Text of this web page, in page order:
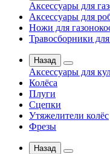
Аксессуары для
Аксессуары для
Ножи для
Травосборники
Назад
Аксессуары для
Колёса
Плуги
Сцепки
Утяжелители колёс
Фрезы
Назад